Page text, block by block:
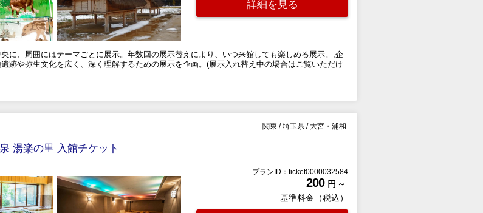
詳細を見る
に、周囲にはテーマごとに展示。年数回の展示替えにより、いつ来館しても楽しめる展示。,企
跡や弥生文化を広く、深く理解するための展示を企画。(展示入れ替え中の場合はご覧いただけ
関東 / 埼玉県 / 大宮・浦和
湯楽の里 入館チケット
プランID：ticket0000032584
200 円 ～
基準料金（税込）